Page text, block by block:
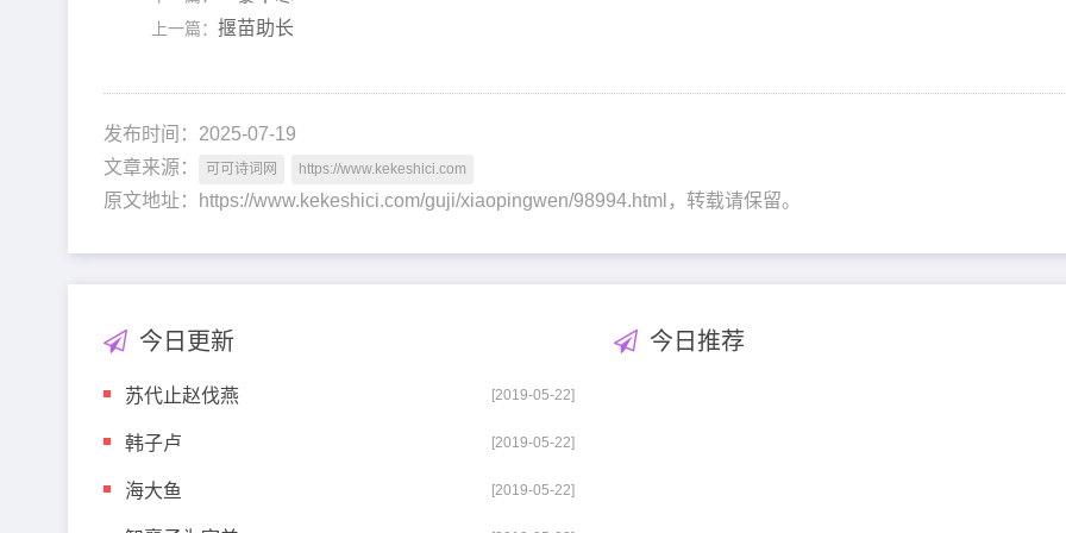
上一篇： 揠苗助长
发布时间：2025-07-19
文章来源：
可可诗词网 https://www.kekeshici.com
原文地址：https://www.kekeshici.com/guji/xiaopingwen/98994.html，转载请保留。
今日更新
苏代止赵伐燕 [2019-05-22]
韩子卢 [2019-05-22]
海大鱼 [2019-05-22]
今日推荐